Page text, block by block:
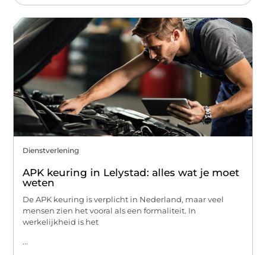
Dienstverlening
APK keuring in Lelystad: alles wat je moet
weten
De APK keuring is verplicht in Nederland, maar veel
mensen zien het vooral als een formaliteit. In
werkelijkheid is het
...